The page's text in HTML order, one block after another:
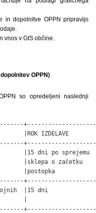
in dopolnitve OPPN pripravijo
vnos v GIS občine.
OPPN)
so opredeljeni naslednji
|ROK IZDELAVE
|15 dni po sprejemu
|sklepa o začetku
|postopka
|15 dni
|